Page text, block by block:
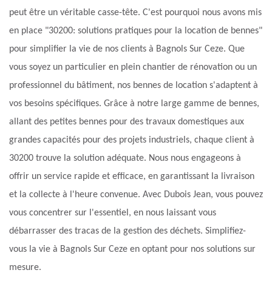
peut être un véritable casse-tête. C'est pourquoi nous avons mis
en place "30200: solutions pratiques pour la location de bennes"
pour simplifier la vie de nos clients à Bagnols Sur Ceze. Que
vous soyez un particulier en plein chantier de rénovation ou un
professionnel du bâtiment, nos bennes de location s'adaptent à
vos besoins spécifiques. Grâce à notre large gamme de bennes,
allant des petites bennes pour des travaux domestiques aux
grandes capacités pour des projets industriels, chaque client à
30200 trouve la solution adéquate. Nous nous engageons à
offrir un service rapide et efficace, en garantissant la livraison
et la collecte à l'heure convenue. Avec Dubois Jean, vous pouvez
vous concentrer sur l'essentiel, en nous laissant vous
débarrasser des tracas de la gestion des déchets. Simplifiez-
vous la vie à Bagnols Sur Ceze en optant pour nos solutions sur
mesure.